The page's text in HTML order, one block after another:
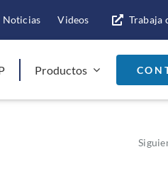
Noticias Videos Trabaja
Productos